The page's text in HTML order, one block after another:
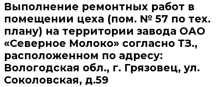
Выполнение ремонтных работ в
помещении цеха (пом. № 57 по тех.
плану) на территории завода ОАО
«Северное Молоко» согласно ТЗ.,
расположенном по адресу:
Вологодская обл., г. Грязовец, ул.
Соколовская, д.59